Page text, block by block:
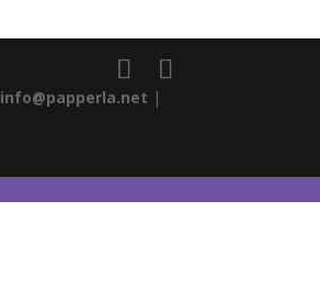
info@papperla.net |